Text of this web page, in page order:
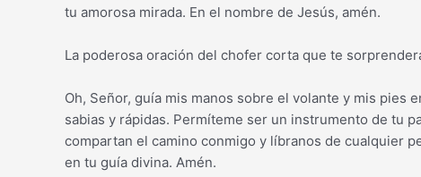
tu amorosa mirada. En el nombre de Jesús, amén.
La poderosa oración del chofer corta que te
Oh, Señor, guía mis manos sobre el volante y mis pies
sabias y rápidas. Permíteme ser un instrumento de tu
compartan el camino conmigo y líbranos de cualquier
en tu guía divina. Amén.